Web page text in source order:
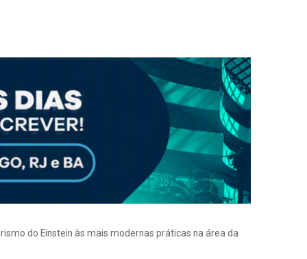
do Einstein às mais modernas práticas na área da